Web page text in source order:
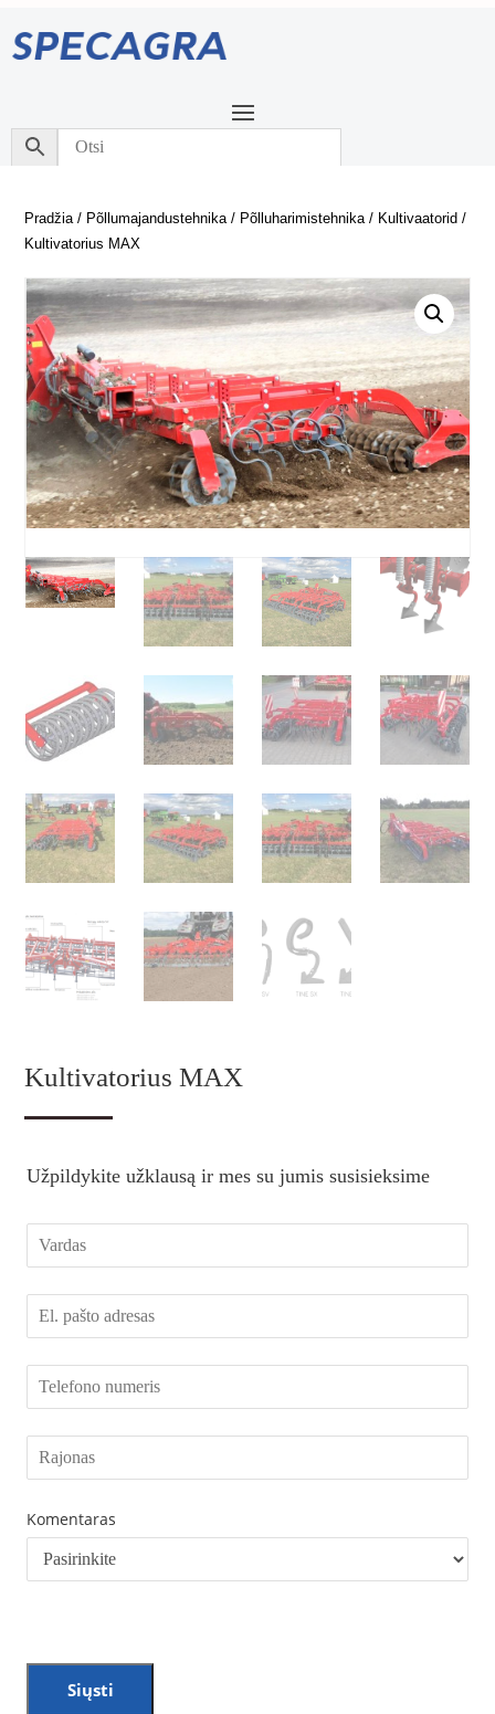
Pradžia/ Põllumajandustehnika/ Põlluharimistehnika/ Kultivaatorid /
Kultivatorius MAX
Kultivatorius MAX
Užpildykite užklausą ir mes su jumis susisieksime
Komentaras
Siųsti